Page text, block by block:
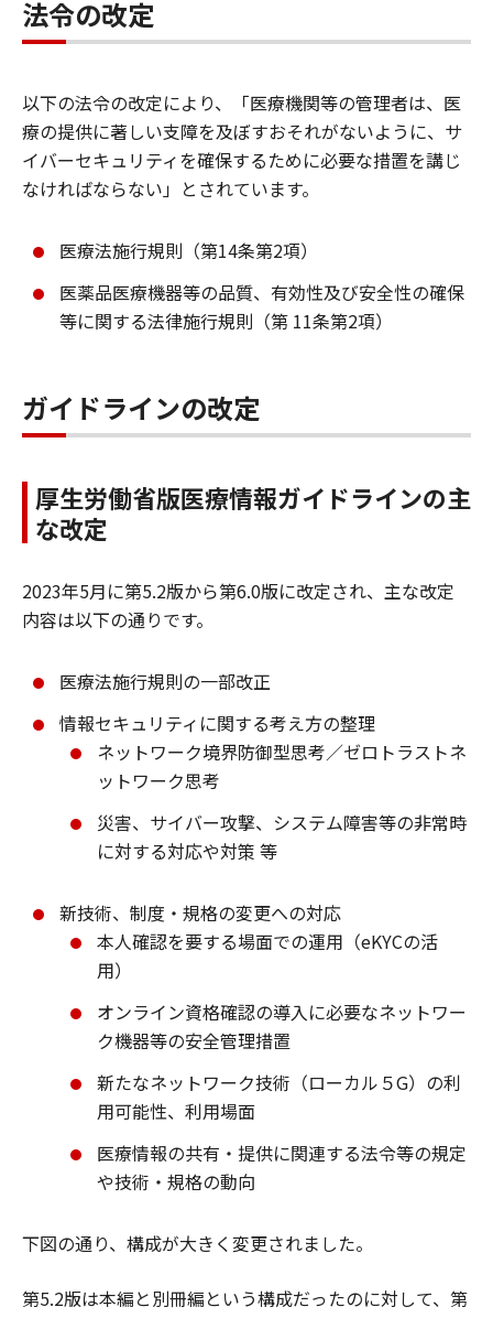
法令の改定
以下の法令の改定により、「医療機関等の管理者は、医
療の提供に著しい支障を及ぼすおそれがないように、サ
イバーセキュリティを確保するために必要な措置を講じ
なければならない」とされています。
医療法施行規則（第14条第2項）
医薬品医療機器等の品質、有効性及び安全性の確保
等に関する法律施行規則（第 11条第2項）
ガイドラインの改定
厚生労働省版医療情報ガイドラインの主
な改定
2023年5月に第5.2版から第6.0版に改定され、主な改定
内容は以下の通りです。
医療法施行規則の一部改正
情報セキュリティに関する考え方の整理
ネットワーク境界防御型思考／ゼロトラストネ
ットワーク思考
災害、サイバー攻撃、システム障害等の非常時
に対する対応や対策 等
新技術、制度・規格の変更への対応
本人確認を要する場面での運用（eKYCの活
用）
オンライン資格確認の導入に必要なネットワー
ク機器等の安全管理措置
新たなネットワーク技術（ローカル５G）の利
用可能性、利用場面
医療情報の共有・提供に関連する法令等の規定
や技術・規格の動向
下図の通り、構成が大きく変更されました。
第5.2版は本編と別冊編という構成だったのに対して、第